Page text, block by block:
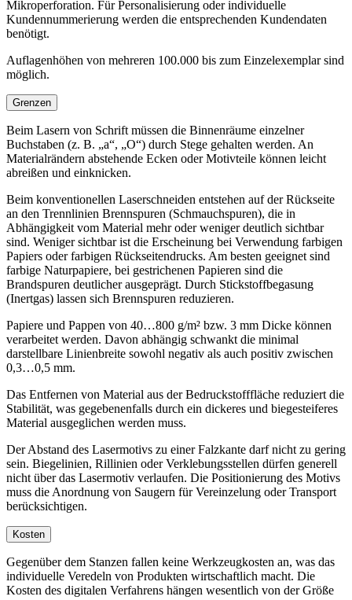
Mikroperforation. Für Personalisierung oder individuelle
Kundennummerierung werden die entsprechenden Kundendaten
benötigt.
Auflagenhöhen von mehreren 100.000 bis zum Einzelexemplar sind
möglich.
Grenzen
Beim Lasern von Schrift müssen die Binnenräume einzelner
Buchstaben (z. B. „a“, „O“) durch Stege gehalten werden. An
Materialrändern abstehende Ecken oder Motivteile können leicht
abreißen und einknicken.
Beim konventionellen Laserschneiden entstehen auf der Rückseite
an den Trennlinien Brennspuren (Schmauchspuren), die in
Abhängigkeit vom Material mehr oder weniger deutlich sichtbar
sind. Weniger sichtbar ist die Erscheinung bei Verwendung farbigen
Papiers oder farbigen Rückseitendrucks. Am besten geeignet sind
farbige Naturpapiere, bei gestrichenen Papieren sind die
Brandspuren deutlicher ausgeprägt. Durch Stickstoffbegasung
(Inertgas) lassen sich Brennspuren reduzieren.
Papiere und Pappen von 40…800 g/m² bzw. 3 mm Dicke können
verarbeitet werden. Davon abhängig schwankt die minimal
darstellbare Linienbreite sowohl negativ als auch positiv zwischen
0,3…0,5 mm.
Das Entfernen von Material aus der Bedruckstofffläche reduziert die
Stabilität, was gegebenenfalls durch ein dickeres und biegesteiferes
Material ausgeglichen werden muss.
Der Abstand des Lasermotivs zu einer Falzkante darf nicht zu gering
sein. Biegelinien, Rillinien oder Verklebungsstellen dürfen generell
nicht über das Lasermotiv verlaufen. Die Positionierung des Motivs
muss die Anordnung von Saugern für Vereinzelung oder Transport
berücksichtigen.
Kosten
Gegenüber dem Stanzen fallen keine Werkzeugkosten an, was das
individuelle Veredeln von Produkten wirtschaftlich macht. Die
Kosten des digitalen Verfahrens hängen wesentlich von der Größe